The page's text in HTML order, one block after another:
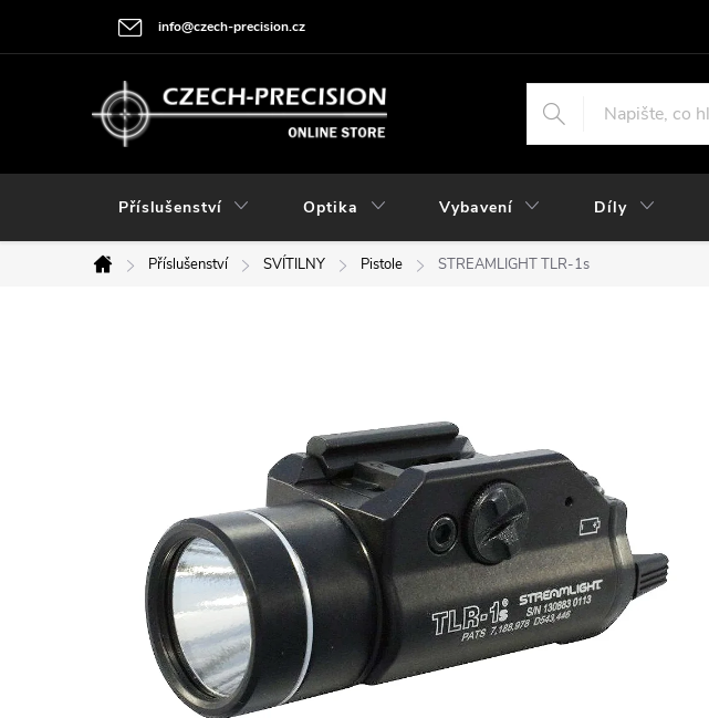
info@czech-precision.cz
Příslušenství Optika Vybavení Díly
Domů
Příslušenství SVÍTILNY Pistole STREAMLIGHT TLR-1s